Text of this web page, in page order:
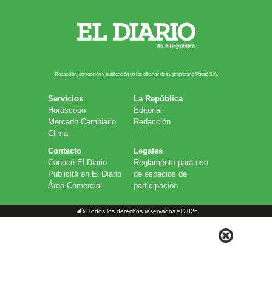
Redacción, corrección y publicación en las oficinas de su propietario Payn​é S.A.
Servicios
Horóscopo
Mercado Cambiario
Clima
La República
Editorial
Redacción
Contacto
Conocé El Diario
Publicitá en El Diario
Área Comercial
Legales
Reglamento para uso
de espacios de
participación
Todos los derechos reservados © 2026